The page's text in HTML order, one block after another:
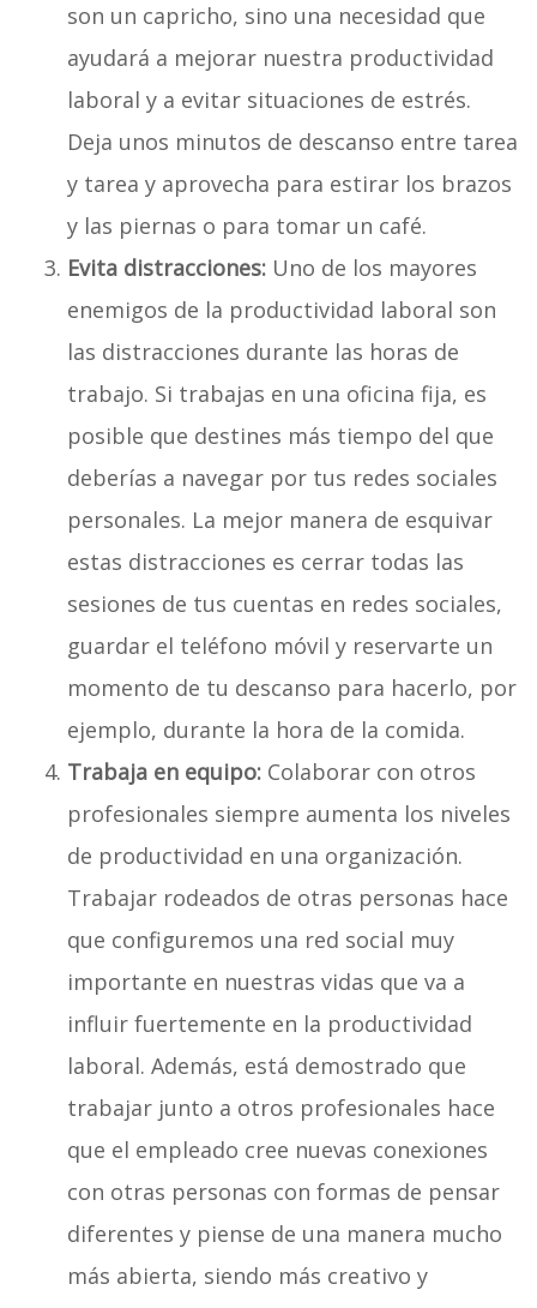
son un capricho, sino una necesidad que
ayudará a mejorar nuestra productividad
laboral y a evitar situaciones de estrés.
Deja unos minutos de descanso entre tarea
y tarea y aprovecha para estirar los brazos
y las piernas o para tomar un café.
Evita distracciones: Uno de los mayores
enemigos de la productividad laboral son
las distracciones durante las horas de
trabajo. Si trabajas en una oficina fija, es
posible que destines más tiempo del que
deberías a navegar por tus redes sociales
personales. La mejor manera de esquivar
estas distracciones es cerrar todas las
sesiones de tus cuentas en redes sociales,
guardar el teléfono móvil y reservarte un
momento de tu descanso para hacerlo, por
ejemplo, durante la hora de la comida.
Trabaja en equipo: Colaborar con otros
profesionales siempre aumenta los niveles
de productividad en una organización.
Trabajar rodeados de otras personas hace
que configuremos una red social muy
importante en nuestras vidas que va a
influir fuertemente en la productividad
laboral. Además, está demostrado que
trabajar junto a otros profesionales hace
que el empleado cree nuevas conexiones
con otras personas con formas de pensar
diferentes y piense de una manera mucho
más abierta, siendo más creativo y